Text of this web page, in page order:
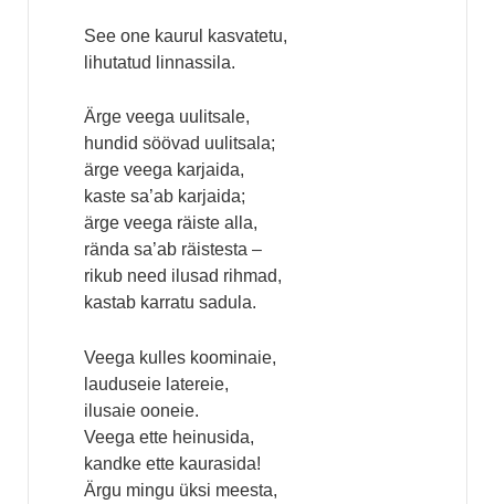
See one kaurul kasvatetu,
lihutatud linnassila.
Ärge veega uulitsale,
hundid söövad uulitsala;
ärge veega karjaida,
kaste sa’ab karjaida;
ärge veega räiste alla,
rända sa’ab räistesta –
rikub need ilusad rihmad,
kastab karratu sadula.
Veega kulles koominaie,
lauduseie latereie,
ilusaie ooneie.
Veega ette heinusida,
kandke ette kaurasida!
Ärgu mingu üksi meesta,